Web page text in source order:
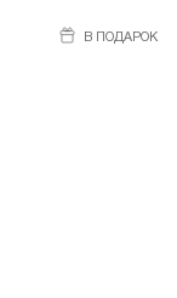
В ПОДАРОК